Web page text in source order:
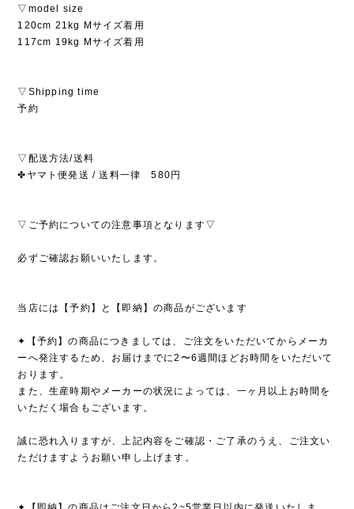
▽model size
120cm 21kg Mサイズ着用
117cm 19kg Mサイズ着用
▽Shipping time
予約
▽配送方法/送料
✤ヤマト便発送 / 送料一律 580円
▽ご予約についての注意事項となります▽
必ずご確認お願いいたします。
当店には【予約】と【即納】の商品がございます
✦【予約】の商品につきましては、ご注文をいただいてからメーカ
ーへ発注するため、お届けまでに2〜6週間ほどお時間をいただいて
おります。
また、生産時期やメーカーの状況によっては、一ヶ月以上お時間を
いただく場合もございます。
誠に恐れ入りますが、上記内容をご確認・ご了承のうえ、ご注文い
ただけますようお願い申し上げます。